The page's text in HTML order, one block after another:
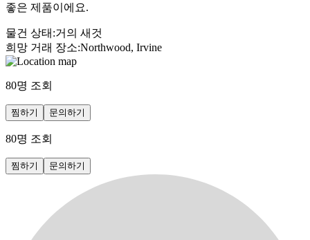
좋은 제품이에요.
물건 상태 :거의 새것
희망 거래 장소:Northwood, Irvine
80명 조회
찜하기 문의하기
80명 조회
찜하기 문의하기